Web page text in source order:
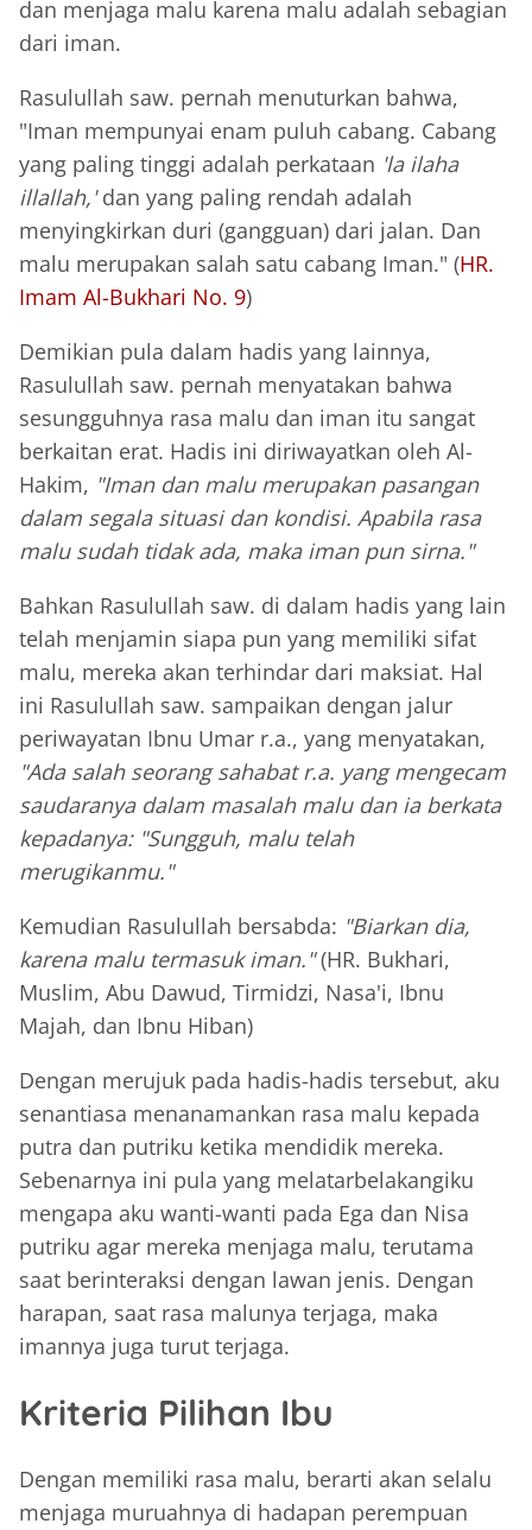
dan menjaga malu karena malu adalah sebagian
dari iman.
Rasulullah saw. pernah menuturkan bahwa,
"Iman mempunyai enam puluh cabang. Cabang
yang paling tinggi adalah perkataan 'la ilaha
illallah,'dan yang paling rendah adalah
menyingkirkan duri (gangguan) dari jalan. Dan
malu merupakan salah satu cabang Iman." (HR.
Imam Al-Bukhari No. 9)
Demikian pula dalam hadis yang lainnya,
Rasulullah saw. pernah menyatakan bahwa
sesungguhnya rasa malu dan iman itu sangat
berkaitan erat. Hadis ini diriwayatkan oleh Al-
Hakim, "Iman dan malu merupakan pasangan
dalam segala situasi dan kondisi. Apabila rasa
malu sudah tidak ada, maka iman pun sirna."
Bahkan Rasulullah saw. di dalam hadis yang lain
telah menjamin siapa pun yang memiliki sifat
malu, mereka akan terhindar dari maksiat. Hal
ini Rasulullah saw. sampaikan dengan jalur
periwayatan Ibnu Umar r.a., yang menyatakan,
"Ada salah seorang sahabat r.a. yang mengecam
saudaranya dalam masalah malu dan ia berkata
kepadanya: "Sungguh, malu telah
merugikanmu."
Kemudian Rasulullah bersabda: "Biarkan dia,
karena malu termasuk iman."(HR. Bukhari,
Muslim, Abu Dawud, Tirmidzi, Nasa'i, Ibnu
Majah, dan Ibnu Hiban)
Dengan merujuk pada hadis-hadis tersebut, aku
senantiasa menanamankan rasa malu kepada
putra dan putriku ketika mendidik mereka.
Sebenarnya ini pula yang melatarbelakangiku
mengapa aku wanti-wanti pada Ega dan Nisa
putriku agar mereka menjaga malu, terutama
saat berinteraksi dengan lawan jenis. Dengan
harapan, saat rasa malunya terjaga, maka
imannya juga turut terjaga.
Kriteria Pilihan Ibu
Dengan memiliki rasa malu, berarti akan selalu
menjaga muruahnya di hadapan perempuan